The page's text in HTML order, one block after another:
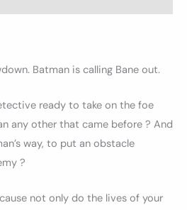
Batman is calling Bane out.
ready to take on the foe
any other that came before ? And
way, to put an obstacle
?
not only do the lives of your